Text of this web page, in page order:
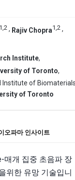
1,2 , Rajiv Chopra1,2 ,
Institute,
of Toronto,
Institute of
of Toronto
오파마 인사이트
매개 집중 초음파 장
위한 유망 기술입니